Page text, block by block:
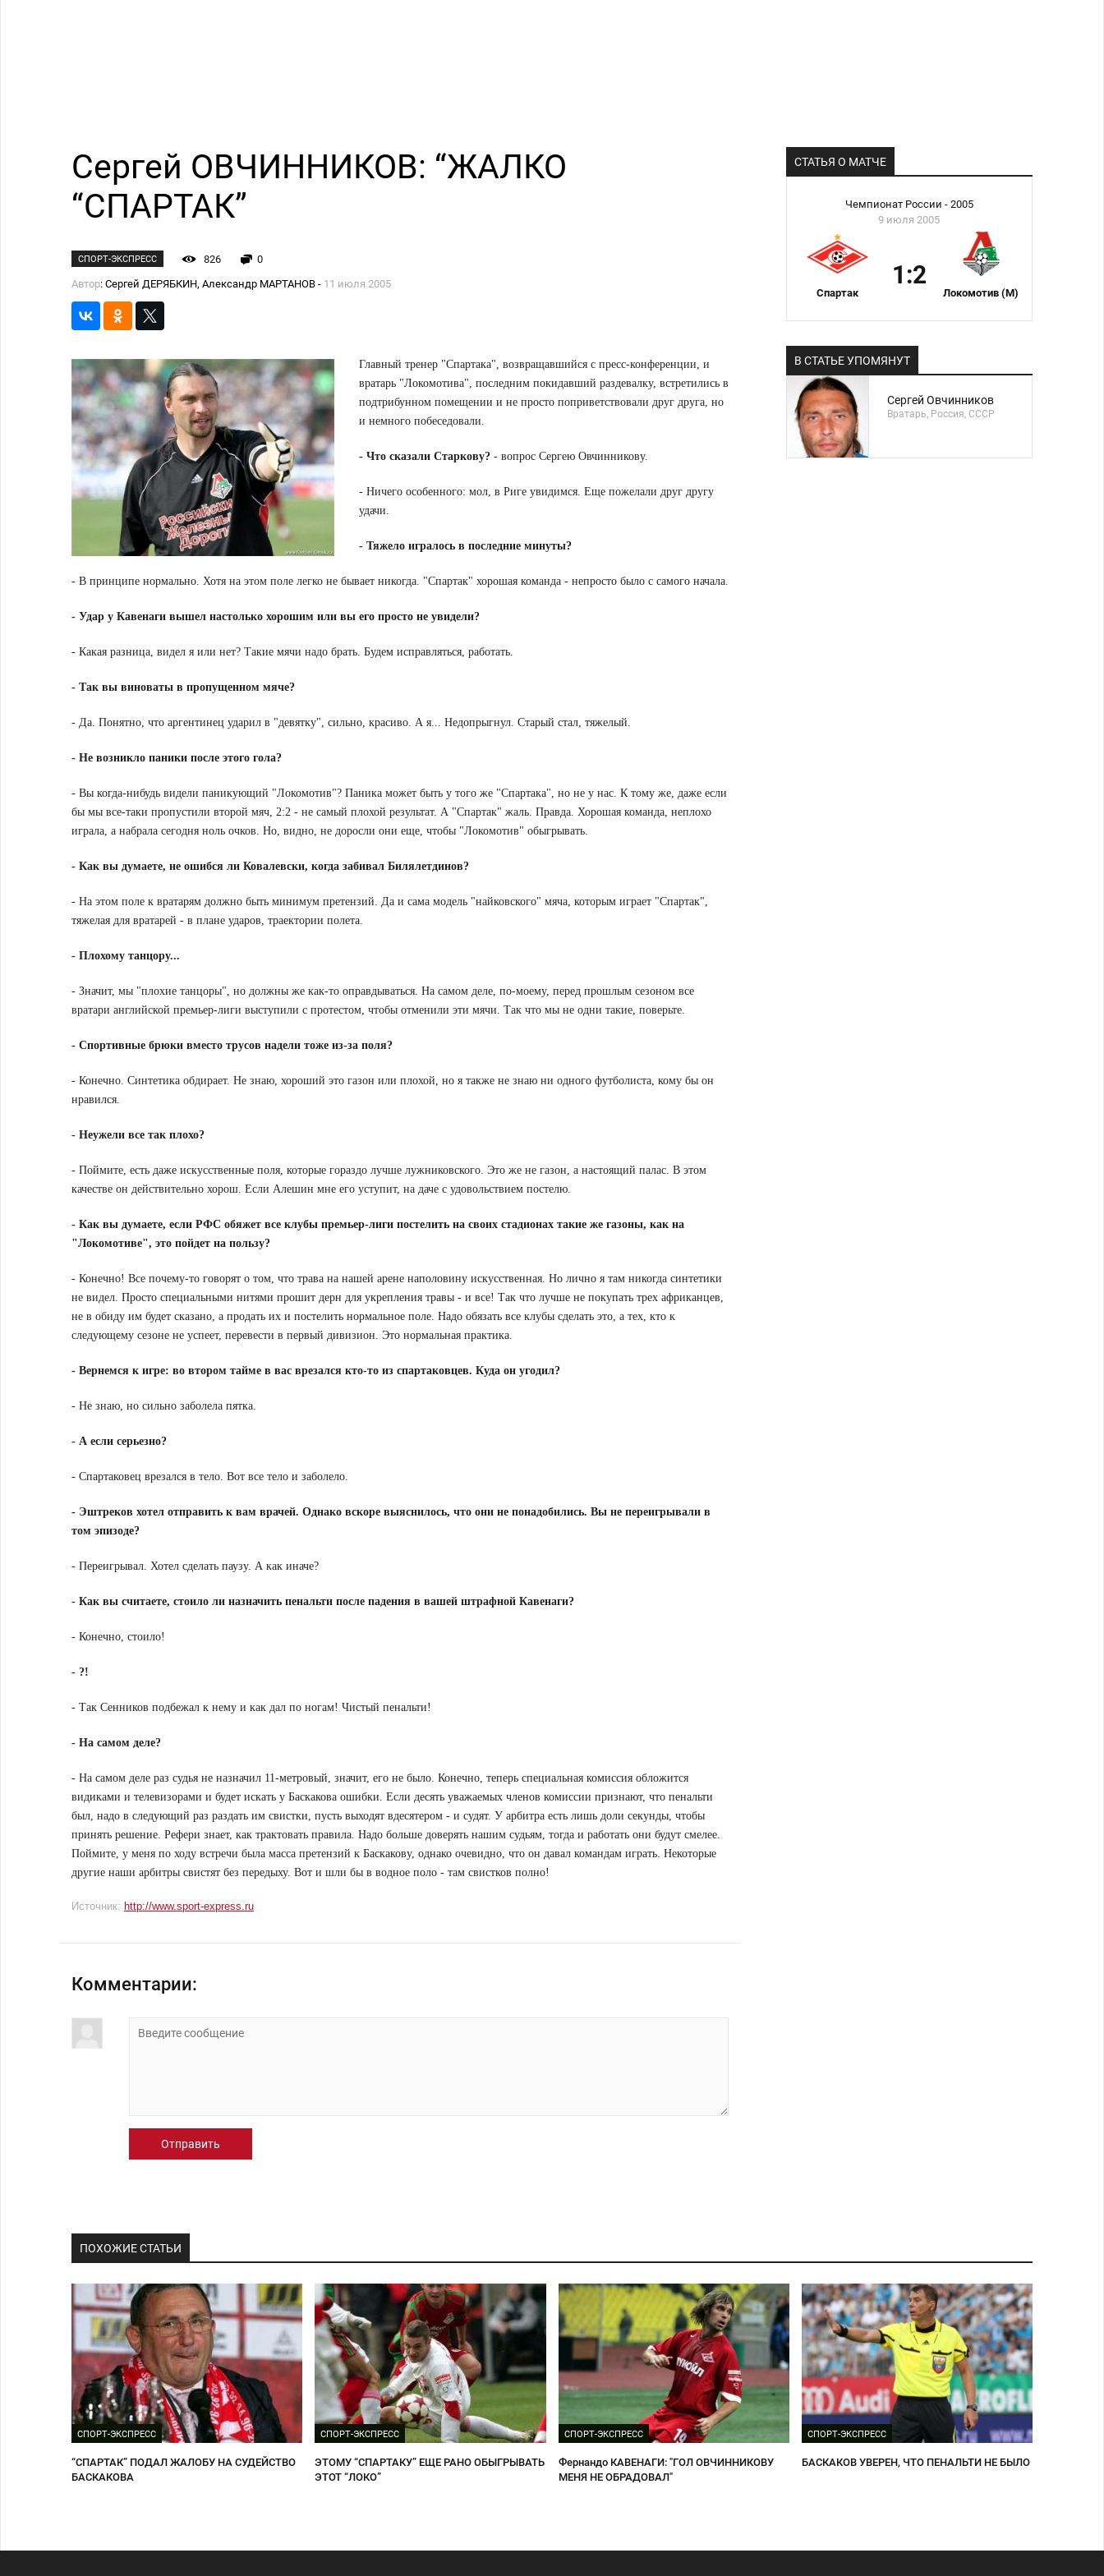
Сергей ОВЧИННИКОВ: “ЖАЛКО
“СПАРТАК”
СПОРТ-ЭКСПРЕСС 826
0
Автор: Сергей ДЕРЯБКИН, Александр МАРТАНОВ - 11 июля 2005
Главный тренер "Спартака", возвращавшийся с пресс-конференции, и
вратарь "Локомотива", последним покидавший раздевалку, встретились в
подтрибунном помещении и не просто поприветствовали друг друга, но
и немного побеседовали.
- Что сказали Старкову? - вопрос Сергею Овчинникову.
- Ничего особенного: мол, в Риге увидимся. Еще пожелали друг другу
удачи.
- Тяжело игралось в последние минуты?
- В принципе нормально. Хотя на этом поле легко не бывает никогда. "Спартак" хорошая команда - непросто было с самого начала.
- Удар у Кавенаги вышел настолько хорошим или вы его просто не увидели?
- Какая разница, видел я или нет? Такие мячи надо брать. Будем исправляться, работать.
- Так вы виноваты в пропущенном мяче?
- Да. Понятно, что аргентинец ударил в "девятку", сильно, красиво. А я... Недопрыгнул. Старый стал, тяжелый.
- Не возникло паники после этого гола?
- Вы когда-нибудь видели паникующий "Локомотив"? Паника может быть у того же "Спартака", но не у нас. К тому же, даже если
бы мы все-таки пропустили второй мяч, 2:2 - не самый плохой результат. А "Спартак" жаль. Правда. Хорошая команда, неплохо
играла, а набрала сегодня ноль очков. Но, видно, не доросли они еще, чтобы "Локомотив" обыгрывать.
- Как вы думаете, не ошибся ли Ковалевски, когда забивал Билялетдинов?
- На этом поле к вратарям должно быть минимум претензий. Да и сама модель "найковского" мяча, которым играет "Спартак",
тяжелая для вратарей - в плане ударов, траектории полета.
- Плохому танцору...
- Значит, мы "плохие танцоры", но должны же как-то оправдываться. На самом деле, по-моему, перед прошлым сезоном все
вратари английской премьер-лиги выступили с протестом, чтобы отменили эти мячи. Так что мы не одни такие, поверьте.
- Спортивные брюки вместо трусов надели тоже из-за поля?
- Конечно. Синтетика обдирает. Не знаю, хороший это газон или плохой, но я также не знаю ни одного футболиста, кому бы он
нравился.
- Неужели все так плохо?
- Поймите, есть даже искусственные поля, которые гораздо лучше лужниковского. Это же не газон, а настоящий палас. В этом
качестве он действительно хорош. Если Алешин мне его уступит, на даче с удовольствием постелю.
- Как вы думаете, если РФС обяжет все клубы премьер-лиги постелить на своих стадионах такие же газоны, как на
"Локомотиве", это пойдет на пользу?
- Конечно! Все почему-то говорят о том, что трава на нашей арене наполовину искусственная. Но лично я там никогда синтетики
не видел. Просто специальными нитями прошит дерн для укрепления травы - и все! Так что лучше не покупать трех африканцев,
не в обиду им будет сказано, а продать их и постелить нормальное поле. Надо обязать все клубы сделать это, а тех, кто к
следующему сезоне не успеет, перевести в первый дивизион. Это нормальная практика.
- Вернемся к игре: во втором тайме в вас врезался кто-то из спартаковцев. Куда он угодил?
- Не знаю, но сильно заболела пятка.
- А если серьезно?
- Спартаковец врезался в тело. Вот все тело и заболело.
- Эштреков хотел отправить к вам врачей. Однако вскоре выяснилось, что они не понадобились. Вы не переигрывали в
том эпизоде?
- Переигрывал. Хотел сделать паузу. А как иначе?
- Как вы считаете, стоило ли назначить пенальти после падения в вашей штрафной Кавенаги?
- Конечно, стоило!
- ?!
- Так Сенников подбежал к нему и как дал по ногам! Чистый пенальти!
- На самом деле?
- На самом деле раз судья не назначил 11-метровый, значит, его не было. Конечно, теперь специальная комиссия обложится
видиками и телевизорами и будет искать у Баскакова ошибки. Если десять уважаемых членов комиссии признают, что пенальти
был, надо в следующий раз раздать им свистки, пусть выходят вдесятером - и судят. У арбитра есть лишь доли секунды, чтобы
принять решение. Рефери знает, как трактовать правила. Надо больше доверять нашим судьям, тогда и работать они будут смелее.
Поймите, у меня по ходу встречи была масса претензий к Баскакову, однако очевидно, что он давал командам играть. Некоторые
другие наши арбитры свистят без передыху. Вот и шли бы в водное поло - там свистков полно!
Источник: http://www.sport-express.ru
Комментарии:
Отправить
СТАТЬЯ О МАТЧЕ
Чемпионат России - 2005
9 июля 2005
Спартак
1:2
Локомотив (М)
В СТАТЬЕ УПОМЯНУТ
Сергей Овчинников
Вратарь, Россия, СССР
ПОХОЖИЕ СТАТЬИ
СПОРТ-ЭКСПРЕСС
“СПАРТАК” ПОДАЛ ЖАЛОБУ НА СУДЕЙСТВО
БАСКАКОВА
СПОРТ-ЭКСПРЕСС
ЭТОМУ “СПАРТАКУ” ЕЩЕ РАНО ОБЫГРЫВАТЬ
ЭТОТ “ЛОКО”
СПОРТ-ЭКСПРЕСС
Фернандо КАВЕНАГИ: "ГОЛ ОВЧИННИКОВУ
МЕНЯ НЕ ОБРАДОВАЛ"
СПОРТ-ЭКСПРЕСС
БАСКАКОВ УВЕРЕН, ЧТО ПЕНАЛЬТИ НЕ БЫЛО